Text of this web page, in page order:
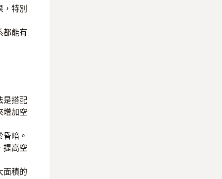
特別
都能有
是搭配
增加空
暗。
提高空
面積的